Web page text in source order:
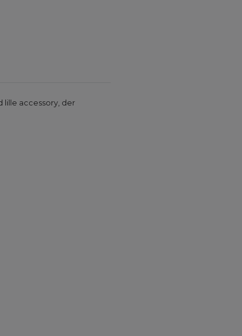
lille accessory, der